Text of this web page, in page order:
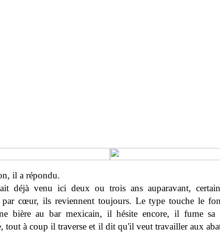
il a répondu.
déjà venu ici deux ou trois ans auparavant,
par cœur, ils reviennent toujours. Le type touche le
bière au bar mexicain, il hésite encore, il fume sa
tout à coup il traverse et il dit qu'il veut travailler aux